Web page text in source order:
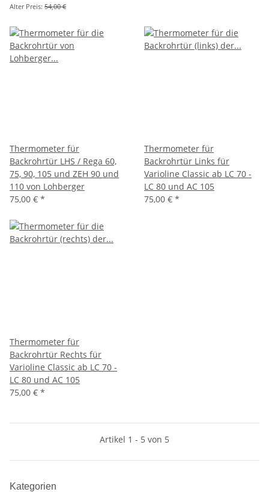
Alter Preis: 54,00 €
Thermometer für
Backrohrtür LHS / Rega 60,
75, 90, 105 und ZEH 90 und
110 von Lohberger
75,00 € *
Thermometer für
Backrohrtür Links für
Varioline Classic ab LC 70 -
LC 80 und AC 105
75,00 € *
Thermometer für
Backrohrtür Rechts für
Varioline Classic ab LC 70 -
LC 80 und AC 105
75,00 € *
Artikel 1 - 5 von 5
Kategorien